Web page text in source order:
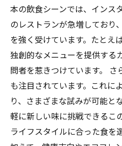
本の飲食シーンでは、インス
のレストランが急増しており
を強く受けています。たとえ
独創的なメニューを提供する
問者を惹きつけています。
も注目されています。これに
り、さまざまな試みが可能と
軽に新しい味に挑戦できるこ
ライフスタイルに合った食を